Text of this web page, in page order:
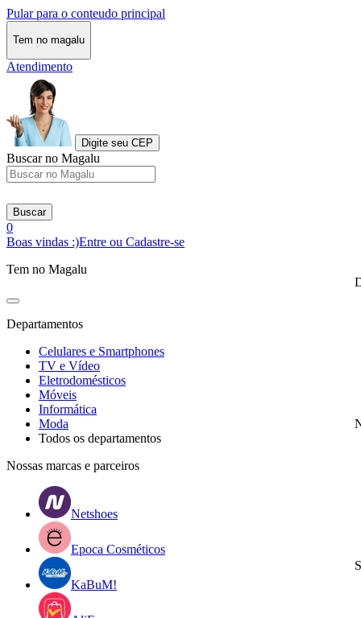
Pular para o conteudo principal
Tem no magalu
Atendimento
Digite seu CEP
Buscar no Magalu
Buscar
0
Boas vindas :)Entre ou Cadastre-se
Tem no Magalu
Departamentos
Celulares e Smartphones
TV e Vídeo
Eletrodomésticos
Móveis
Informática
Moda
Todos os departamentos
Nossas marcas e parceiros
Netshoes
Epoca Cosméticos
KaBuM!